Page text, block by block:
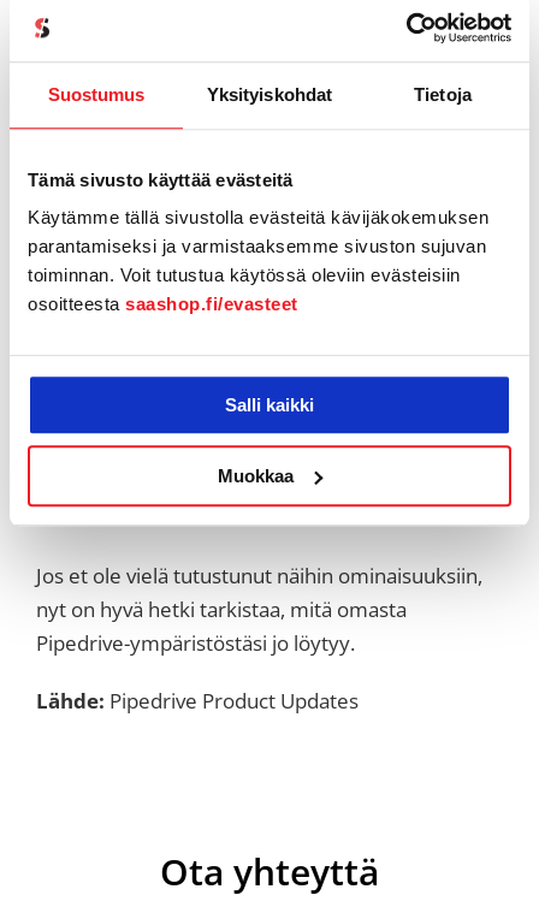
Suostumus Yksityiskohdat Tietoja
Tämä sivusto käyttää evästeitä
Käytämme tällä sivustolla evästeitä kävijäkokemuksen
parantamiseksi ja varmistaaksemme sivuston sujuvan
toiminnan. Voit tutustua käytössä oleviin evästeisiin
osoitteesta saashop.fi/evasteet
Salli kaikki
Muokkaa
Samalla kirjautumiseen liittyvät päivitykset
voidaan tuoda käyttäjille aiempaa nopeammin.
Yhteenveto
Pipedriven alkuvuosi 2026 korostaa yhteä
selkeää teemaa: Pipedrive pyrkii vähentämään
manuaalista työtä ja kokoamaan yhä suuremman
osan myynnin sekä asiakkuudenhallinnan
Erityisesti Projects-kokonaisuus otti suuren
harppauksen eteenpäin, mutta myös
automaatioiden luotettavuus, raportointi,
sähköpostien hallinta ja mobiilikäyttö kehittyivät
merkittävästi.
Jos et ole vielä tutustunut näihin ominaisuuksiin,
nyt on hyvä hetki tarkistaa, mitä omasta
Pipedrive-ympäristöstäsi jo löytyy.
Lähde: Pipedrive Product Updates
Ota yhteyttä